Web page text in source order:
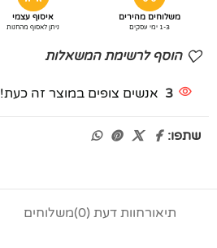
משלוחים מהירים
1-3 ימי עסקים
איסוף עצמי
ניתן לאסוף מהחנות
הוסף לרשימת המשאלות
3 אנשים צופים במוצר זה כעת!
שתפו:
תיאורחוות דעת (0) משלוחים